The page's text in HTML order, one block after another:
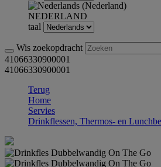
NEDERLAND
taal
Wis zoekopdracht
41066330900001
41066330900001
Terug
Home
Servies
Drinkflessen, Thermos- en